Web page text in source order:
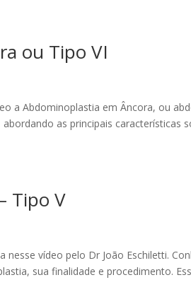
ou Tipo VI
a Abdominoplastia em Âncora, ou
as principais características
Tipo V
vídeo pelo Dr João Eschiletti.
sua finalidade e procedimento.